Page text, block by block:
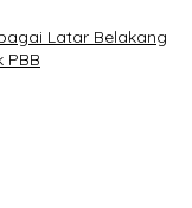
Latar Belakang
PBB